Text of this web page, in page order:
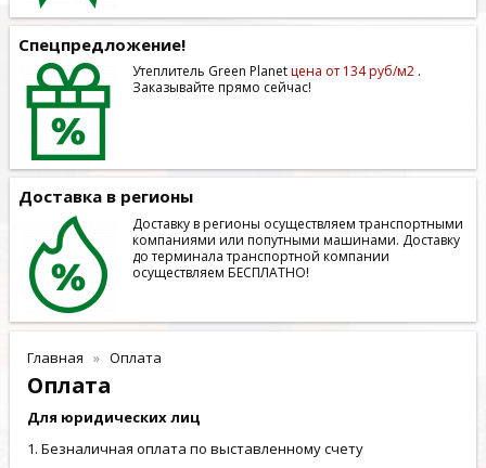
Спецпредложение!
Утеплитель Green Planetцена от 134 руб/м2 .
Заказывайте прямо сейчас!
Доставка в регионы
Доставку в регионы осуществляем транспортными
компаниями или попутными машинами. Доставку
до терминала транспортной компании
осуществляем БЕСПЛАТНО!
Главная Оплата
Оплата
Для юридических лиц
1. Безналичная оплата по выставленному счету